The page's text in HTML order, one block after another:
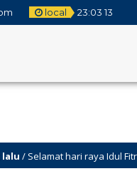
local 23:03 14
raya Idul Fitri 1446H!